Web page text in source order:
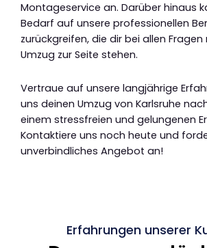
Montageservice an. Darüber hinaus
Bedarf auf unsere professionellen
zurückgreifen, die dir bei allen
Umzug zur Seite stehen.
Vertraue auf unsere langjährige
uns deinen Umzug von Karlsruhe
einem stressfreien und gelungenen
Kontaktiere uns noch heute und
unverbindliches Angebot an!
Erfahrungen unserer